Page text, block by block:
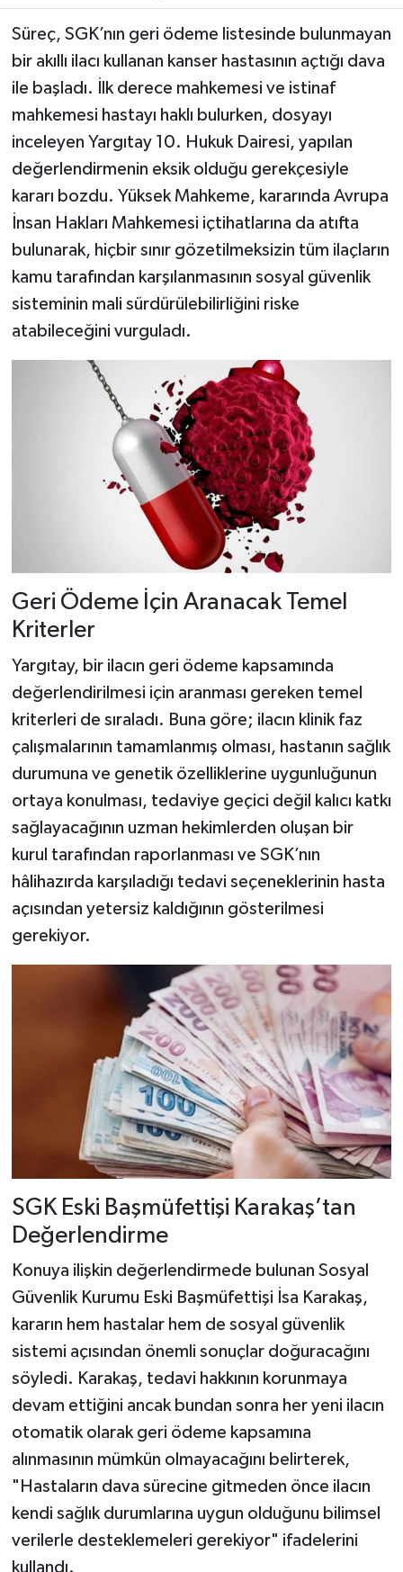
Süreç, SGK’nın geri ödeme listesinde bulunmayan
bir akıllı ilacı kullanan kanser hastasının açtığı dava
ile başladı. İlk derece mahkemesi ve istinaf
mahkemesi hastayı haklı bulurken, dosyayı
inceleyen Yargıtay 10. Hukuk Dairesi, yapılan
değerlendirmenin eksik olduğu gerekçesiyle
kararı bozdu. Yüksek Mahkeme, kararında Avrupa
İnsan Hakları Mahkemesi içtihatlarına da atıfta
bulunarak, hiçbir sınır gözetilmeksizin tüm ilaçların
kamu tarafından karşılanmasının sosyal güvenlik
sisteminin mali sürdürülebilirliğini riske
atabileceğini vurguladı.
Geri Ödeme İçin Aranacak Temel
Kriterler
Yargıtay, bir ilacın geri ödeme kapsamında
değerlendirilmesi için aranması gereken temel
kriterleri de sıraladı. Buna göre; ilacın klinik faz
çalışmalarının tamamlanmış olması, hastanın sağlık
durumuna ve genetik özelliklerine uygunluğunun
ortaya konulması, tedaviye geçici değil kalıcı katkı
sağlayacağının uzman hekimlerden oluşan bir
kurul tarafından raporlanması ve SGK’nın
hâlihazırda karşıladığı tedavi seçeneklerinin hasta
açısından yetersiz kaldığının gösterilmesi
gerekiyor.
SGK Eski Başmüfettişi Karakaş’tan
Değerlendirme
Konuya ilişkin değerlendirmede bulunan Sosyal
Güvenlik Kurumu Eski Başmüfettişi İsa Karakaş,
kararın hem hastalar hem de sosyal güvenlik
sistemi açısından önemli sonuçlar doğuracağını
söyledi. Karakaş, tedavi hakkının korunmaya
devam ettiğini ancak bundan sonra her yeni ilacın
otomatik olarak geri ödeme kapsamına
alınmasının mümkün olmayacağını belirterek,
"Hastaların dava sürecine gitmeden önce ilacın
kendi sağlık durumlarına uygun olduğunu bilimsel
verilerle desteklemeleri gerekiyor" ifadelerini
kullandı.